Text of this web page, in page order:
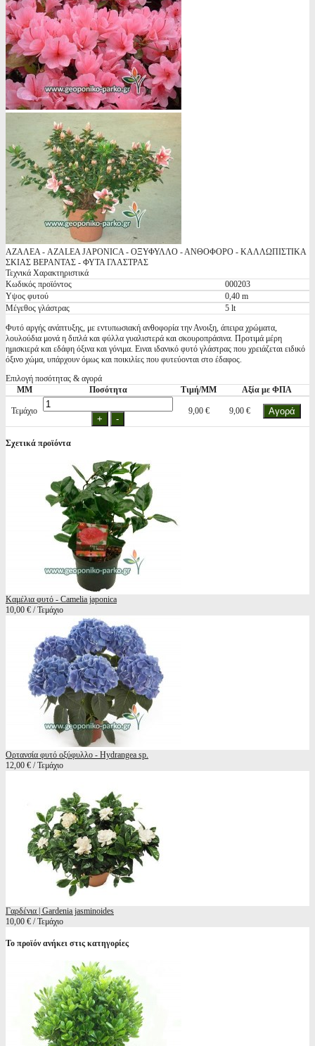
ΑΖΑΛΕΑ - AZALEA JAPONICA - ΟΞΥΦΥΛΛΟ - ΑΝΘΟΦΟΡΟ - ΚΑΛΛΩΠΙΣΤΙΚΑ
ΣΚΙΑΣ ΒΕΡΑΝΤΑΣ - ΦΥΤΑ ΓΛΑΣΤΡΑΣ
Τεχνικά Χαρακτηριστικά
Κωδικός προϊόντος
000203
Υψος φυτού
0,40 m
Μέγεθος γλάστρας
5 lt
Φυτό αργής ανάπτυξης, με εντυπωσιακή ανθοφορία την Ανοιξη, άπειρα χρώματα,
λουλούδια μονά η διπλά και φύλλα γυαλιστερά και σκουροπράσινα. Προτιμά μέρη
ημισκιερά και εδάφη όξινα και γόνιμα. Ειναι ιδανικό φυτό γλάστρας που χρειάζεται ειδικό
όξινο χώμα, υπάρχουν όμως και ποικιλίες που φυτεύονται στο έδαφος.
Επιλογή ποσότητας & αγορά
ΜΜ
Ποσότητα Τιμή/ΜΜ Αξία με ΦΠΑ
Τεμάχιο 9,00 € 9,00 €
Σχετικά προϊόντα
Καμέλια φυτό - Camelia japonica
10,00 € / Τεμάχιο
Ορτανσία φυτό οξύφυλλο - Hydrangea sp.
12,00 € / Τεμάχιο
Γαρδένια | Gardenia jasminoides
10,00 € / Τεμάχιο
Το προϊόν ανήκει στις κατηγορίες